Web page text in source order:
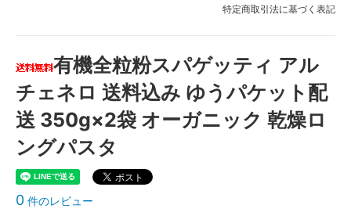
特定商取引法に基づく表記
有機全粒粉スパゲッティ アル
チェネロ 送料込み ゆうパケット配
送 350g×2袋 オーガニック 乾燥ロ
ングパスタ
0 件のレビュー